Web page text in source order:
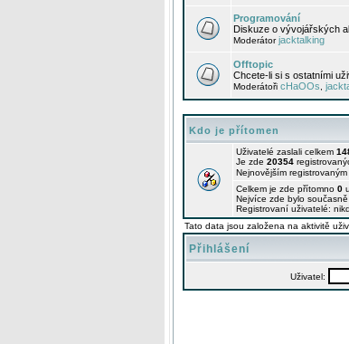
Programování
Diskuze o vývojářských
Moderátorjacktalking
Offtopic
Chcete-li si s ostatními
Moderátoři cHaOOs
Kdo je přítomen
Uživatelé zaslali celkem
Je zde 20354
Nejnovějším
Celkem je zde přítomno 0
Nejvíce zde bylo
Registrovaní uživatelé:
Tato data jsou založena na aktivitě
Přihlášení
Uživatel: